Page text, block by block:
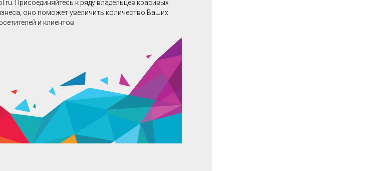
Присоединяйтесь к ряду владельцев красивых
оно поможет увеличить количество Ваших
и клиентов.